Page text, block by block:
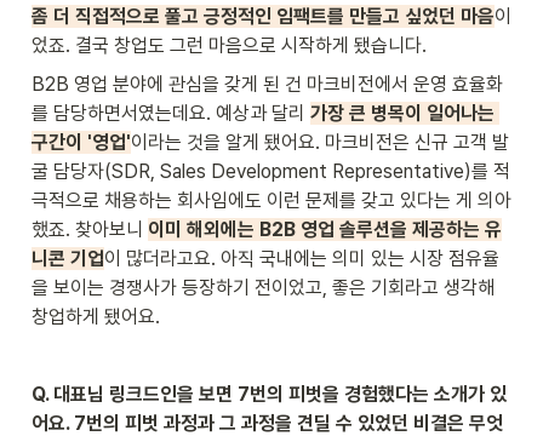
좀 더 직접적으로 풀고 긍정적인 임팩트를 만들고 싶었던 마음이
었죠. 결국 창업도 그런 마음으로 시작하게 됐습니다.
B2B 영업 분야에 관심을 갖게 된 건 마크비전에서 운영 효율화
를 담당하면서였는데요. 예상과 달리 가장 큰 병목이 일어나는
구간이 '영업'이라는 것을 알게 됐어요. 마크비전은 신규 고객 발
굴 담당자(SDR, Sales Development Representative)를 적
극적으로 채용하는 회사임에도 이런 문제를 갖고 있다는 게 의아
했죠. 찾아보니 이미 해외에는 B2B 영업 솔루션을 제공하는 유
니콘 기업이 많더라고요. 아직 국내에는 의미 있는 시장 점유율
을 보이는 경쟁사가 등장하기 전이었고, 좋은 기회라고 생각해
창업하게 됐어요.
Q. 대표님 링크드인을 보면 7번의 피벗을 경험했다는 소개가 있
어요. 7번의 피벗 과정과 그 과정을 견딜 수 있었던 비결은 무엇